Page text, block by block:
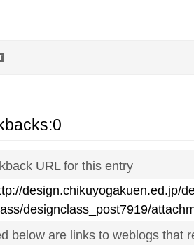
0
URL for this entry
design.chikuyogakuen.ed.jp/
designclass_post7919/
below are links to weblogs that